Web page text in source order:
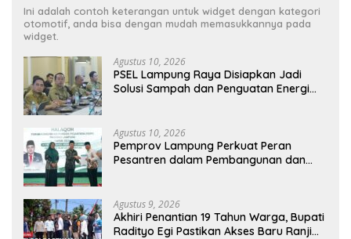
Ini adalah contoh keterangan untuk widget dengan kategori
otomotif, anda bisa dengan mudah memasukkannya pada
widget.
Agustus 10, 2026
PSEL Lampung Raya Disiapkan Jadi
Solusi Sampah dan Penguatan Energi
Agustus 10, 2026
Pemprov Lampung Perkuat Peran
Pesantren dalam Pembangunan dan
Agustus 9, 2026
Akhiri Penantian 19 Tahun Warga, Bupati
Radityo Egi Pastikan Akses Baru Ranji